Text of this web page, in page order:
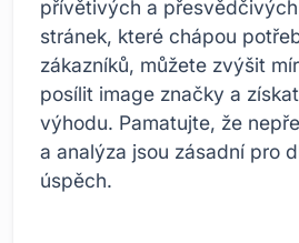
přívětivých a
stránek, které chápou
zákazníků, můžete zvýšit
posílit image značky a
výhodu. Pamatujte, že
a analýza jsou zásadní pro
úspěch.